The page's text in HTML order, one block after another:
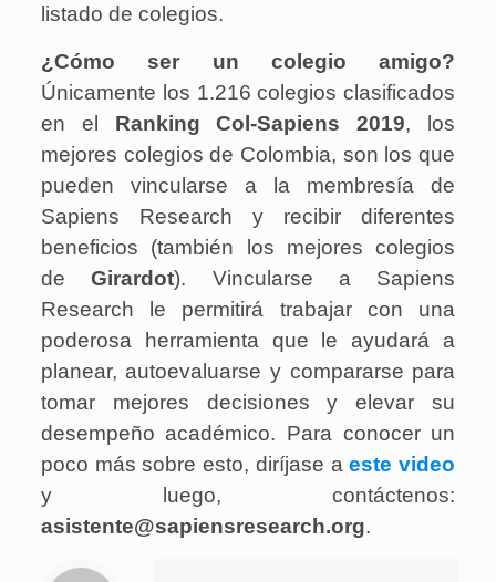
listado de colegios.
¿Cómo ser un colegio amigo?
Únicamente los 1.216 colegios clasificados
en el Ranking Col-Sapiens 2019, los
mejores colegios de Colombia, son los que
pueden vincularse a la membresía de
Sapiens Research y recibir diferentes
beneficios (también los mejores colegios
deGirardot). Vincularse a Sapiens
Research le permitirá trabajar con una
poderosa herramienta que le ayudará a
planear, autoevaluarse y compararse para
tomar mejores decisiones y elevar su
desempeño académico. Para conocer un
poco más sobre esto, diríjase aeste video
y luego, contáctenos:
asistente@sapiensresearch.org.